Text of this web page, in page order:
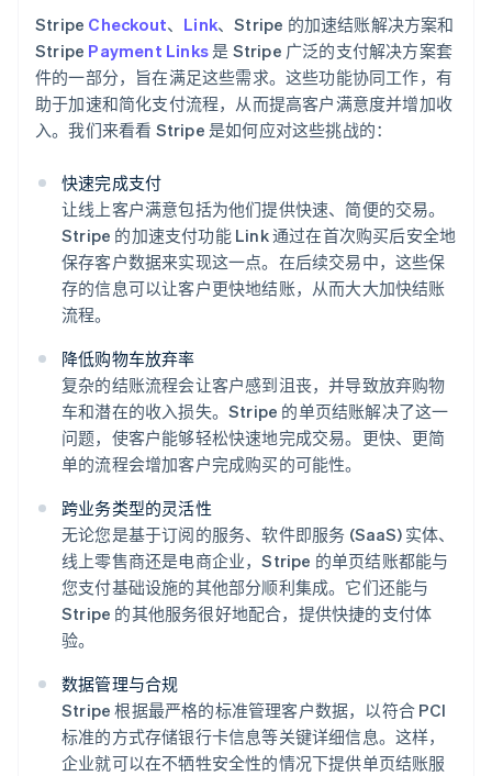
Stripe Checkout、 Link、Stripe 的加速结账解决方案和
Stripe Payment Links 是 Stripe 广泛的支付解决方案套
件的一部分，旨在满足这些需求。这些功能协同工作，有
助于加速和简化支付流程，从而提高客户满意度并增加收
入。我们来看看 Stripe 是如何应对这些挑战的：
快速完成支付
让线上客户满意包括为他们提供快速、简便的交易。
Stripe 的加速支付功能 Link 通过在首次购买后安全地
保存客户数据来实现这一点。在后续交易中，这些保
存的信息可以让客户更快地结账，从而大大加快结账
流程。
降低购物车放弃率
复杂的结账流程会让客户感到沮丧，并导致放弃购物
车和潜在的收入损失。Stripe 的单页结账解决了这一
问题，使客户能够轻松快速地完成交易。更快、更简
单的流程会增加客户完成购买的可能性。
跨业务类型的灵活性
无论您是基于订阅的服务、软件即服务 (SaaS) 实体、
线上零售商还是电商企业，Stripe 的单页结账都能与
您支付基础设施的其他部分顺利集成。它们还能与
Stripe 的其他服务很好地配合，提供快捷的支付体
验。
数据管理与合规
Stripe 根据最严格的标准管理客户数据，以符合 PCI
标准的方式存储银行卡信息等关键详细信息。这样，
企业就可以在不牺牲安全性的情况下提供单页结账服